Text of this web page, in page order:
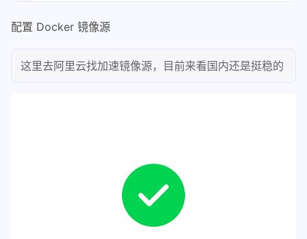
配置 Docker 镜像源
这里去阿里云找加速镜像源，目前来看国内还是挺稳的